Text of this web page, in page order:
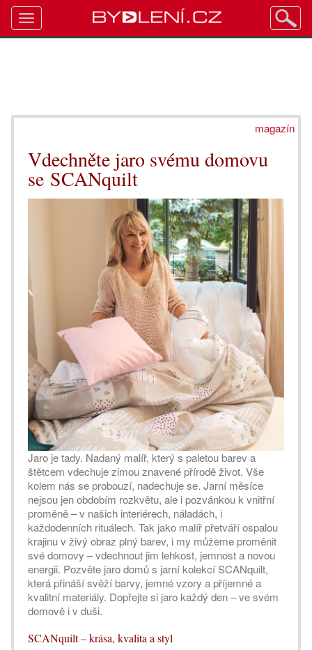
magazín
Vdechněte jaro svému domovu
se SCANquilt
Jaro je tady. Nadaný malíř, který s paletou barev a
štětcem vdechuje zimou znavené přírodě život. Vše
kolem nás se probouzí, nadechuje se. Jarní měsíce
nejsou jen obdobím rozkvětu, ale i pozvánkou k vnitřní
proměně – v našich interiérech, náladách, i
každodenních rituálech. Tak jako malíř přetváří ospalou
krajinu v živý obraz plný barev, i my můžeme proměnit
své domovy – vdechnout jim lehkost, jemnost a novou
energii. Pozvěte jaro domů s jarní kolekcí SCANquilt,
která přináší svěží barvy, jemné vzory a příjemné a
kvalitní materiály. Dopřejte si jaro každý den – ve svém
domově i v duši.
SCANquilt – krása, kvalita a styl
Toggle
navigation